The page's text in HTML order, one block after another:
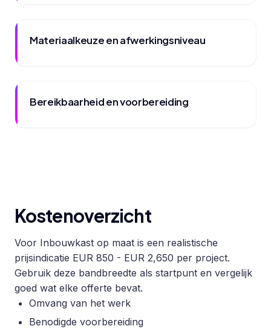
Materiaalkeuze en afwerkingsniveau
Bereikbaarheid en voorbereiding
Kostenoverzicht
Voor Inbouwkast op maat is een realistische
prijsindicatie EUR 850 - EUR 2,650 per project.
Gebruik deze bandbreedte als startpunt en vergelijk
goed wat elke offerte bevat.
Omvang van het werk
Benodigde voorbereiding